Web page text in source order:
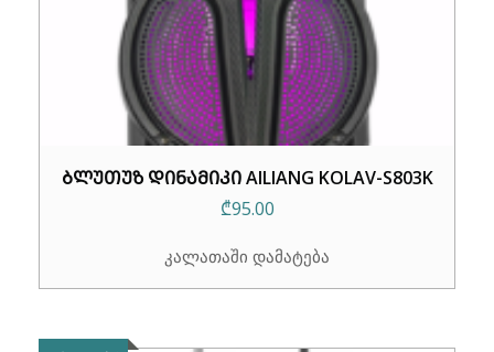
ᲑᲚᲣᲗᲣᲖ ᲓᲘᲜᲐᲛᲘᲙᲘ AILIANG KOLAV-S803K
₾95.00
კალათაში დამატება